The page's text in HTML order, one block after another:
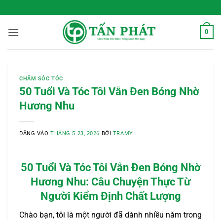
qua
nội
0
CHĂM SÓC TÓC
50 Tuổi Và Tóc Tôi Vẫn Đen Bóng Nhờ
Hương Nhu
ĐĂNG VÀOTHÁNG 5 23, 2026 BỞI TRAMY
50 Tuổi Và Tóc Tôi Vẫn Đen Bóng Nhờ
Hương Nhu: Câu Chuyện Thực Từ
Người Kiểm Định Chất Lượng
Chào bạn, tôi là một người đã dành nhiều năm trong